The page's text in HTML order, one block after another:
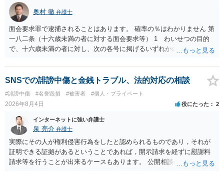
められない場合があり何ともいえないところでしょう。
奥村 徹 弁護士
面会要求罪で逮捕されることはあります。 確率の％はわかりません 第
一八二条（十六歳未満の者に対する面会要求等） 1 わいせつの目的
で、十六歳未満の者に対し、次の各号に掲げるいずれかの行為をした
が生まれた日より五年以上前の日に生まれた者に限る。）は、一年以
下の拘禁刑又は五十万円以下の罰金に処する。 一 威迫し、偽計を用
い又は誘惑して面会を要求すること。 二 拒まれたにもかかわらず、
反復して面会を要求すること。 三 金銭その他の利益を供与し、又は
その申込み若しくは約束をして面会を要求すること。 2前項の罪を犯
し、よってわいせつの目的で当該十六歳未満の者と面会をした者は、
二年以下の拘禁刑又は百万円以下の罰金に処する。
SNSでの誹謗中傷と金銭トラブル、法的対応の相談
#誹謗中傷 #名誉毀損 #被害者 #個人・プライベート
2026年8月4日 役にたった 2
インターネットに強い弁護士
泉 亮介 弁護士
実際にその人が権利侵害行為をしたと認められるものであり，それが
証明できる証拠があるということであれば，開示請求を経ずに慰謝料
請求等を行うことが出来るケースもあります。 公開相談の場では回答